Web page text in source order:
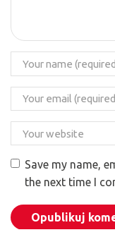
Save my name,
the next time I